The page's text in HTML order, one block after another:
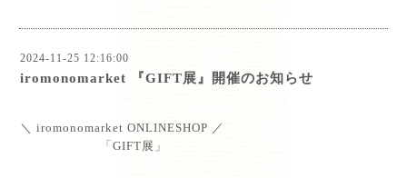
2024-11-25 12:16:00
iromonomarket 『GIFT展』開催のお知らせ
＼ iromonomarket ONLINESHOP ／⁡
「GIFT展」⁡